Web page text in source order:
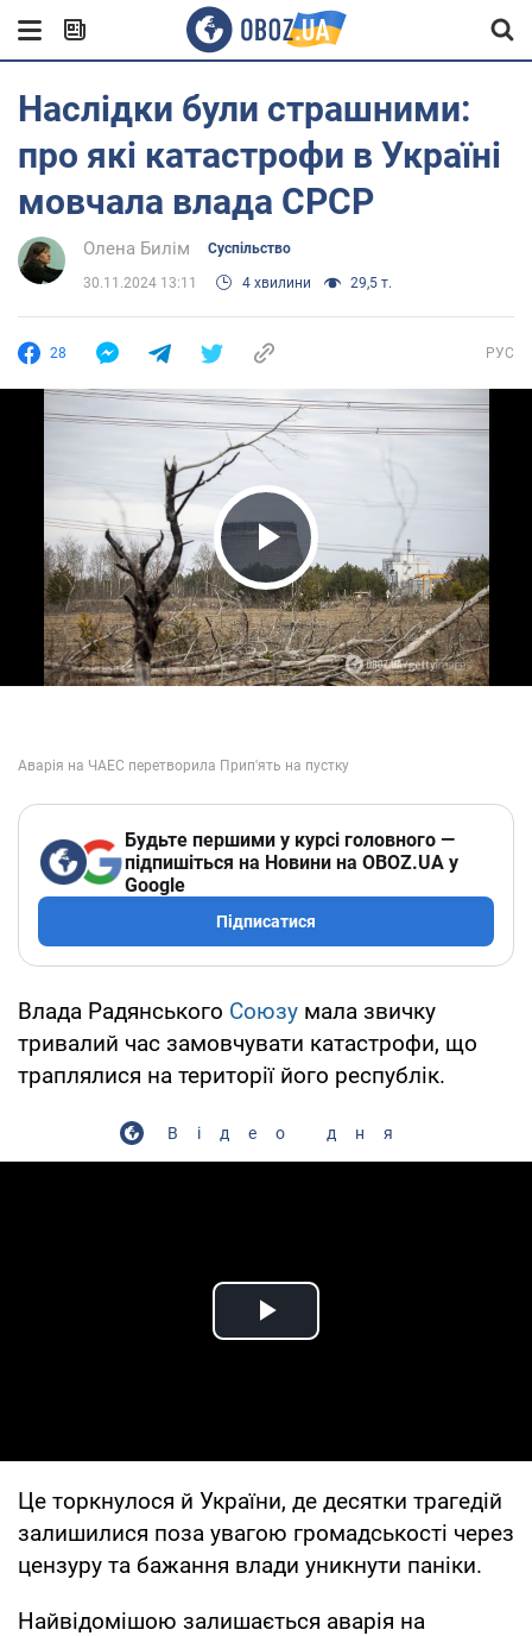
Наслідки були страшними:
про які катастрофи в Україні
мовчала влада СРСР
Олена Билім Суспільство
30.11.2024 13:11 4 хвилини 29,5 т.
28 РУС
Play Video
Будьте першими у курсі головного —
підпишіться на Новини на OBOZ.UA у
Google
Підписатися
Влада Радянського Союзу мала звичку
тривалий час замовчувати катастрофи, що
траплялися на території його республік.
Відео дня
Play Video
Це торкнулося й України, де десятки трагедій
залишилися поза увагою громадськості через
цензуру та бажання влади уникнути паніки.
Найвідомішою залишається аварія на